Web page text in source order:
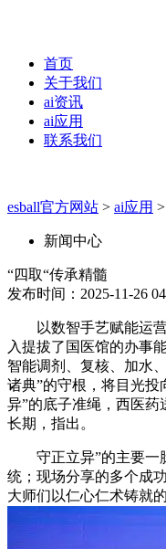
首页
关于我们
ai资讯
ai应用
联系我们
esball官方网站 > ai应用 >
新闻中心
“四取“传承精髓
发布时间：2025-11-26
以数智手艺赋能运营
入提拔了国医馆的办事
智能调剂、复核、加水
诸典”的守根，将目光投
异”的底子准绳，西医
长期，指出。
守正立异”的主要一
统；现场分享的多个成
大师们以仁心仁术铸就的